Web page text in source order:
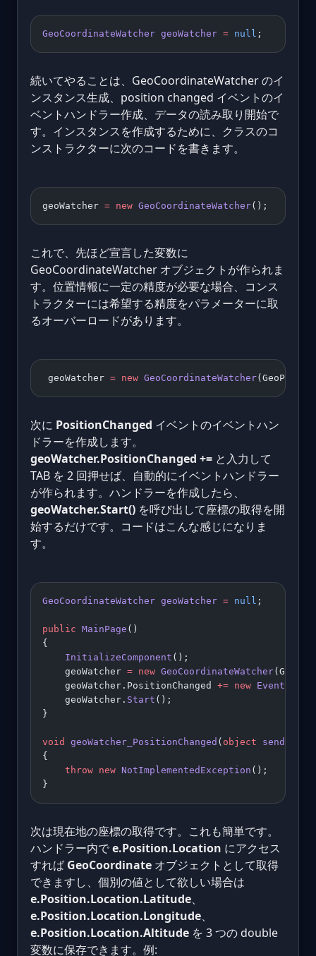
GeoCoordinateWatcher geoWatcher = null ;
続いてやることは、GeoCoordinateWatcher のイ
ンスタンス生成、position changed イベントのイ
ベントハンドラー作成、データの読み取り開始で
す。インスタンスを作成するために、クラスのコ
ンストラクターに次のコードを書きます。
geoWatcher = new GeoCoordinateWatcher();
これで、先ほど宣言した変数に
GeoCoordinateWatcher オブジェクトが作られま
す。位置情報に一定の精度が必要な場合、コンス
トラクターには希望する精度をパラメーターに取
るオーバーロードがあります。
geoWatcher = new GeoCoordinateWatcher
次に PositionChanged イベントのイベントハン
ドラーを作成します。
geoWatcher.PositionChanged += と入力して
TAB を 2 回押せば、自動的にイベントハンドラー
が作られます。ハンドラーを作成したら、
geoWatcher.Start() を呼び出して座標の取得を開
始するだけです。コードはこんな感じになりま
す。
GeoCoordinateWatcher geoWatcher = null ;
public MainPage ()
{
    InitializeComponent
();
    geoWatcher
= new GeoCoordinateWatcher
    geoWatcher.PositionChanged
+= new
    geoWatcher.
Start ();
}
void geoWatcher_PositionChanged ( object sender
{
    throw
new NotImplementedException ();
}
次は現在地の座標の取得です。これも簡単です。
ハンドラー内でe.Position.Location にアクセス
すれば GeoCoordinate オブジェクトとして取得
できますし、個別の値として欲しい場合は
e.Position.Location.Latitude、
e.Position.Location.Longitude、
e.Position.Location.Altitude を 3 つの double
変数に保存できます。例: